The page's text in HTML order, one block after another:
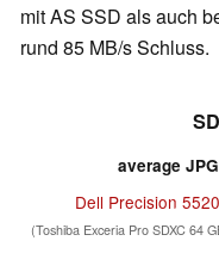
mit AS SSD als auch
rund 85 MB/s Schluss.
average
Dell Precision
(Toshiba Exceria Pro SDXC 64